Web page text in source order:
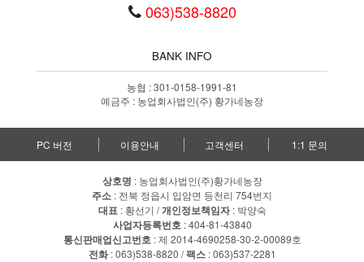
063)538-8820
BANK INFO
농협 : 301-0158-1991-81
예금주 : 농업회사법인(주) 황가네농장
PC 버전 이용안내 고객센터 1:1 문의
상호명 : 농업회사법인(주)황가네농장
주소 : 전북 정읍시 입암면 등천리 754번지
대표 : 황선기 /개인정보책임자: 박양숙
사업자등록번호 : 404-81-43840
통신판매업신고번호 : 제 2014-4690258-30-2-00089호
전화: 063)538-8820 /팩스: 063)537-2281